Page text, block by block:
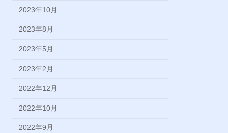
2023年10月
2023年8月
2023年5月
2023年2月
2022年12月
2022年10月
2022年9月